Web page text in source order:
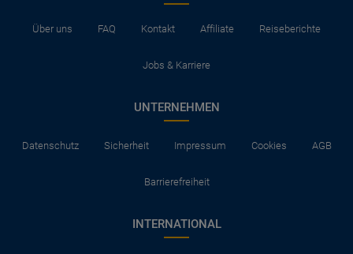
Über uns FAQ Kontakt Affiliate Reiseberichte
Jobs & Karriere
UNTERNEHMEN
Datenschutz Sicherheit Impressum Cookies AGB
Barrierefreiheit
INTERNATIONAL